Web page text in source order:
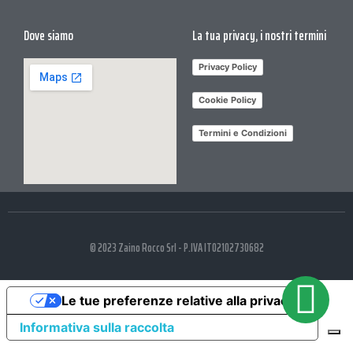
Dove siamo La tua privacy, i nostri termini
Privacy Policy
Cookie Policy
Termini e Condizioni
© 2023 Zaino Rocco Srl - P.IVA IT02102730682
Informativa sulla raccolta
Le tue preferenze relative alla privacy